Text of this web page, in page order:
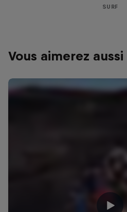
SURF
Vous aimerez aussi